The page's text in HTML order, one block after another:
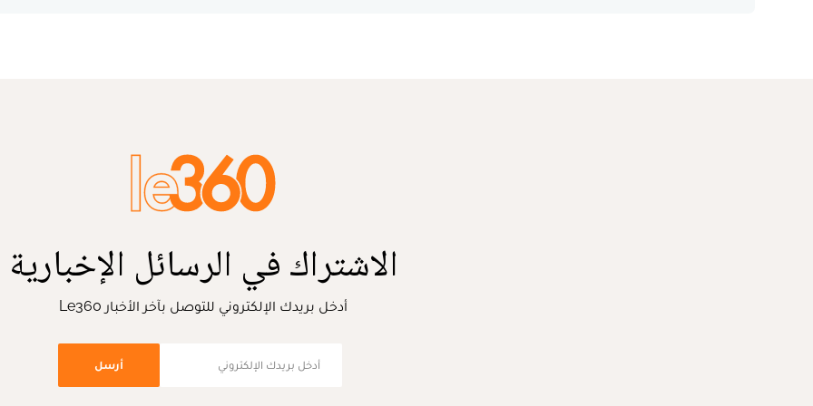
الاشتراك في الرسائل الإخبارية
أدخل بريدك الإلكتروني للتوصل بآخر الأخبار Le360
أرسل